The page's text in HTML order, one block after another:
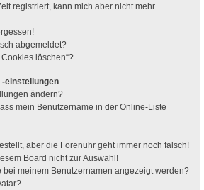
registriert, kann mich aber nicht mehr
abgemeldet?
löschen“?
einstellungen
ändern?
mein Benutzername in der Online-Liste
aber die Forenuhr geht immer noch falsch!
Board nicht zur Auswahl!
bei meinem Benutzernamen angezeigt werden?